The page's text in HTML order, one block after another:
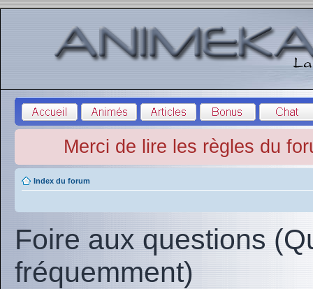
Merci de lire les règles du
Index du forum
Foire aux questions
fréquemment)